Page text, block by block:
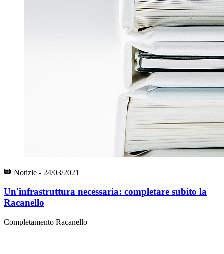
Notizie - 24/03/2021
Un'infrastruttura necessaria: completare subito la
Racanello
Completamento Racanello